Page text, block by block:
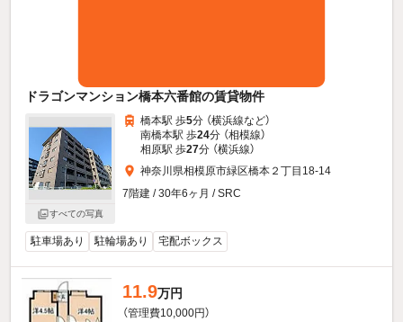
ドラゴンマンション橋本六番館の賃貸物件
すべての写真
橋本駅 歩5分 （横浜線など）
南橋本駅 歩24分 （相模線）
相原駅 歩27分 （横浜線）
神奈川県相模原市緑区橋本２丁目18-14
7階建 / 30年6ヶ月 / SRC
駐車場あり 駐輪場あり 宅配ボックス
11.9万円
（管理費10,000円）